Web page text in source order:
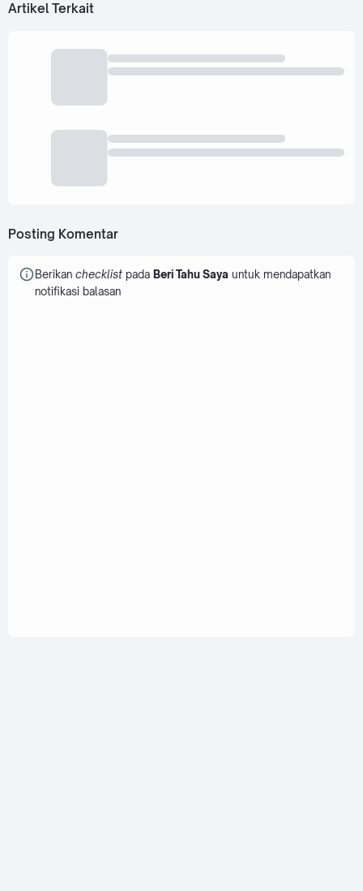
Artikel Terkait
Posting Komentar
Berikan checklistpada Beri Tahu Saya untuk mendapatkan
notifikasi balasan